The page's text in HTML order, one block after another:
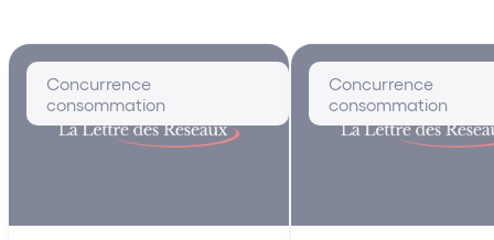
Concurrence
consommation
Concurrence
consommation